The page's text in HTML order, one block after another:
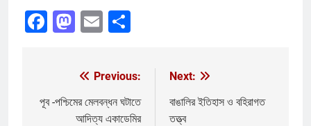
Facebook
Mastodon
Email
navigation
Previous:
পূব -পশ্চিমের মেলবন্ধন ঘটাতে
আদিত্য একাডেমির
Next:
বাঙালির ইতিহাস ও বহিরাগত
তত্ত্ব